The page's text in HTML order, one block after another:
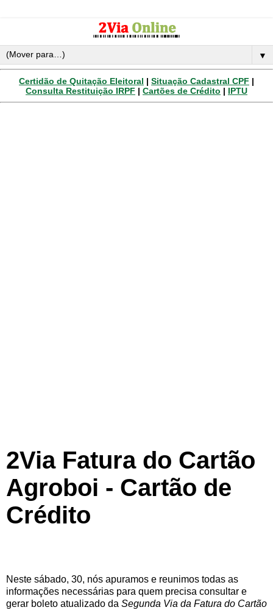
▼
Certidão de Quitação Eleitoral | Situação Cadastral CPF |
Consulta Restituição IRPF | Cartões de Crédito | IPTU
2Via Fatura do Cartão
Agroboi - Cartão de
Crédito
Neste sábado, 30, nós apuramos e reunimos todas as
informações necessárias para quem precisa consultar e
gerar boleto atualizado da Segunda Via da Fatura do Cartão